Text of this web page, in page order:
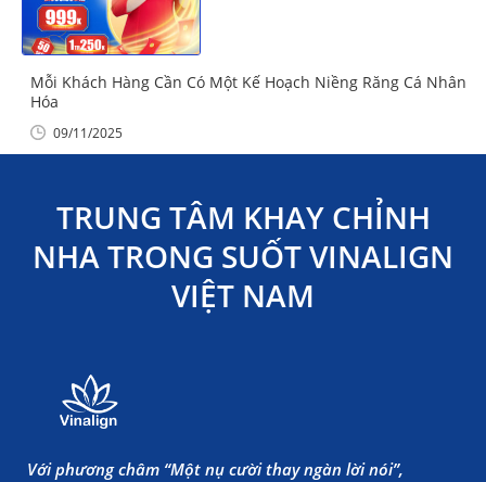
Mỗi Khách Hàng Cần Có Một Kế Hoạch Niềng Răng Cá Nhân
Hóa
09/11/2025
TRUNG TÂM KHAY CHỈNH
NHA TRONG SUỐT VINALIGN
VIỆT NAM
Với phương châm “Một nụ cười thay ngàn lời nói”,